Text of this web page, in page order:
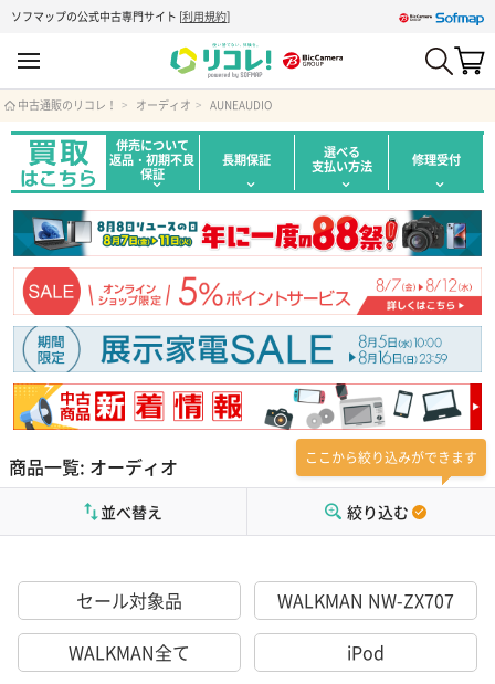
ソフマップの公式中古専門サイト [利用規約]
中古通販のリコレ！ オーディオ AUNEAUDIO
併売について
返品・初期不良
保証
長期保証 選べる
支払い方法 修理受付
商品一覧: オーディオ ここから絞り込みができます
絞り込む
並べ替え
セール対象品
WALKMAN NW-ZX707
WALKMAN全て
iPod